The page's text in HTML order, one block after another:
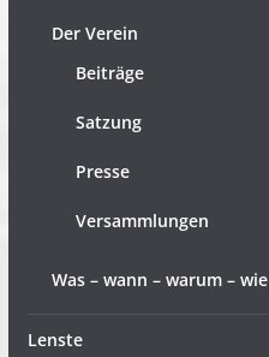
Der Verein
Beiträge
Satzung
Presse
Versammlungen
Was – wann – warum – wie
Lenste